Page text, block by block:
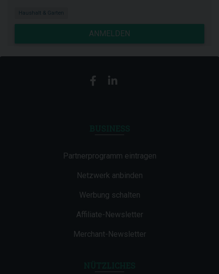
Haushalt & Garten
ANMELDEN
Partnerprogramm eintragen
Netzwerk anbinden
Werbung schalten
Affiliate-Newsletter
Merchant-Newsletter